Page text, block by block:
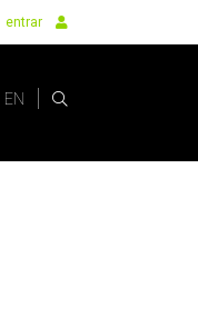
entrar
EN